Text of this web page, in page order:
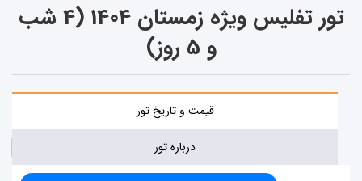
تور تفلیس ویژه زمستان 1404 (4 شب
و 5 روز)
قیمت و تاریخ تور
درباره تور